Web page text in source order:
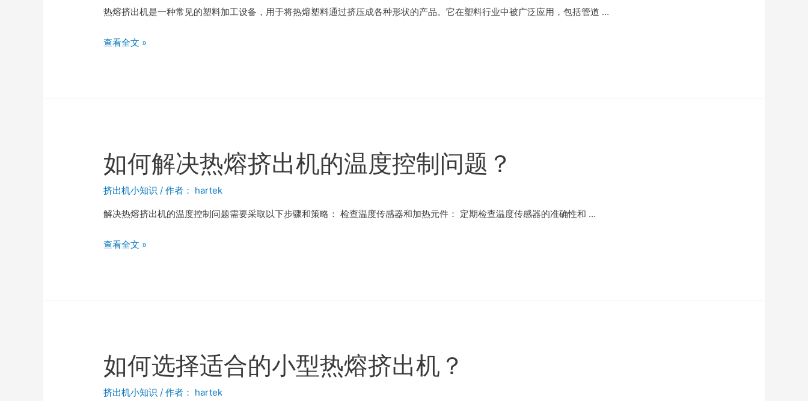
热熔挤出机是一种常见的塑料加工设备，用于将热熔塑料通过挤压成各种形状的产品。它在塑料行业中被广泛应用，包括管道 …
查看全文 »
如何解决热熔挤出机的温度控制问题？
挤出机小知识 / 作者： hartek
解决热熔挤出机的温度控制问题需要采取以下步骤和策略： 检查温度传感器和加热元件： 定期检查温度传感器的准确性和 …
查看全文 »
如何选择适合的小型热熔挤出机？
挤出机小知识 / 作者： hartek